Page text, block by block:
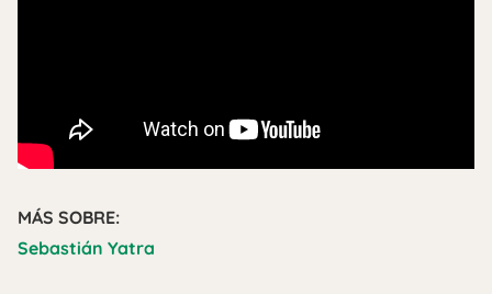
MÁS SOBRE:
Sebastián Yatra